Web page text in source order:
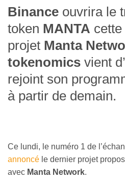
Binance ouvrira le
token MANTA
projet Manta
tokenomics vient
rejoint son
à partir de demain.
Ce lundi, le numéro 1 de
annoncé le dernier projet
avec Manta Network.